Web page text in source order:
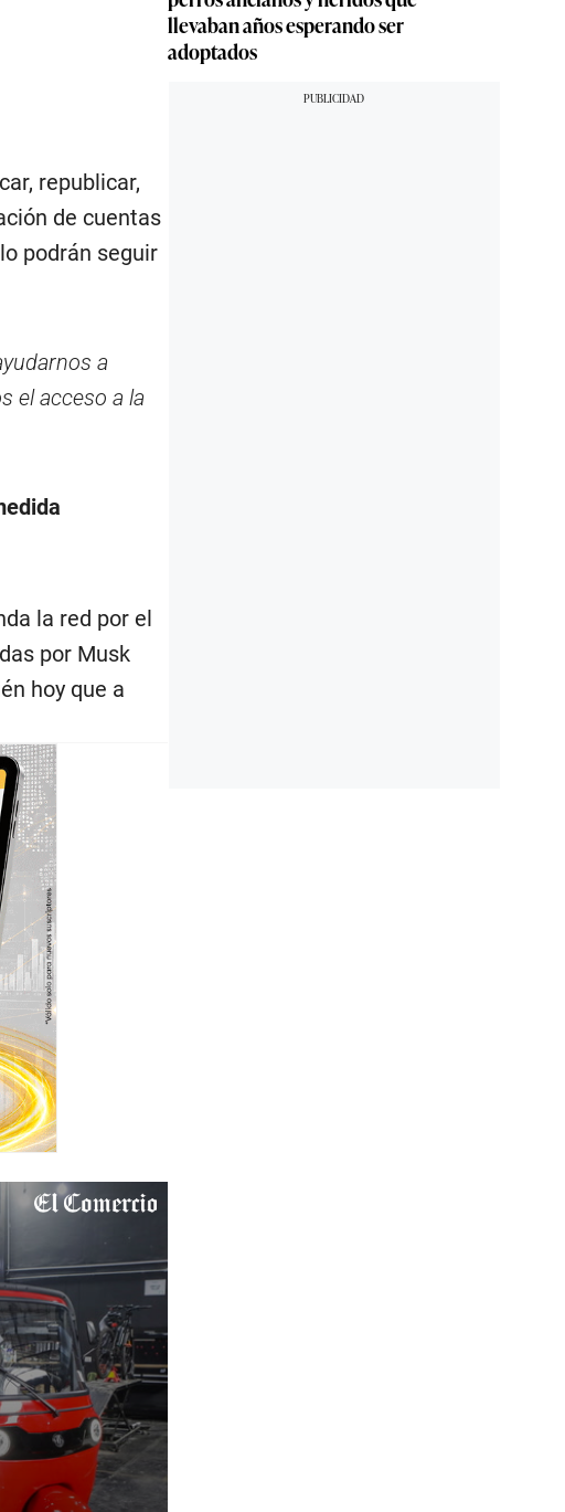
republicar,
de cuentas
podrán seguir
a
el acceso a la
la red por el
por Musk
hoy que a
llevaban años esperando ser
adoptados